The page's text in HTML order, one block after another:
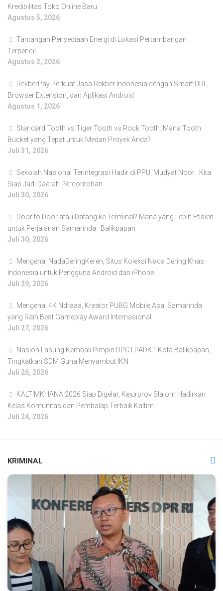
Kredibilitas Toko Online Baru
Agustus 5, 2026
Tantangan Penyediaan Energi di Lokasi Pertambangan
Terpencil
Agustus 2, 2026
RekberPay Perkuat Jasa Rekber Indonesia dengan Smart URL,
Browser Extension, dan Aplikasi Android
Agustus 1, 2026
Standard Tooth vs Tiger Tooth vs Rock Tooth: Mana Tooth
Bucket yang Tepat untuk Medan Proyek Anda?
Juli 31, 2026
Sekolah Nasional Terintegrasi Hadir di PPU, Mudyat Noor : Kita
Siap Jadi Daerah Percontohan
Juli 30, 2026
Door to Door atau Datang ke Terminal? Mana yang Lebih Efisien
untuk Perjalanan Samarinda–Balikpapan
Juli 30, 2026
Mengenal NadaDeringKeren, Situs Koleksi Nada Dering Khas
Indonesia untuk Pengguna Android dan iPhone
Juli 29, 2026
Mengenal 4K Ndraaa, Kreator PUBG Mobile Asal Samarinda
yang Raih Best Gameplay Award Internasional
Juli 27, 2026
Nasion Lasung Kembali Pimpin DPC LPADKT Kota Balikpapan,
Tingkatkan SDM Guna Menyambut IKN
Juli 26, 2026
KALTIMKHANA 2026 Siap Digelar, Kejurprov Slalom Hadirkan
Kelas Komunitas dan Pembalap Terbaik Kaltim
Juli 24, 2026
KRIMINAL